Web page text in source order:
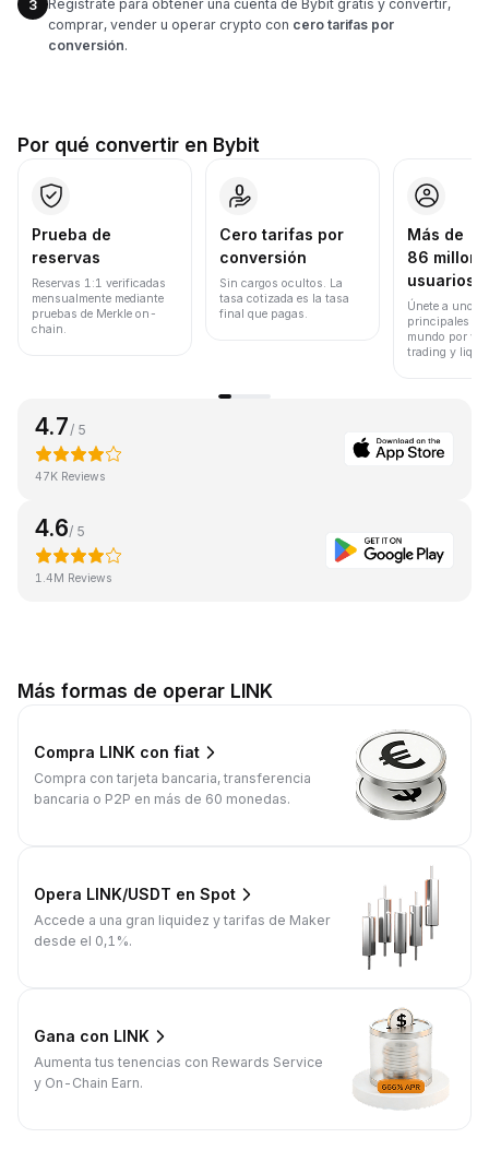
3
Regístrate para obtener una cuenta de Bybit gratis y convertir,
comprar, vender u operar crypto con cero tarifas por
conversión.
Por qué convertir en Bybit
Prueba de
reservas
Reservas 1:1 verificadas
mensualmente mediante
pruebas de Merkle on-
chain.
Cero tarifas por
conversión
Sin cargos ocultos. La
tasa cotizada es la tasa
final que pagas.
Más de
86
usuarios
Únete a uno
principales
mundo por
trading y
4.7 / 5
47K Reviews
4.6/ 5
1.4M Reviews
Más formas de operar LINK
Compra LINK con fiat
Compra con tarjeta bancaria, transferencia
bancaria o P2P en más de 60 monedas.
Opera LINK/USDT en Spot
Accede a una gran liquidez y tarifas de Maker
desde el 0,1%.
Gana con LINK
Aumenta tus tenencias con Rewards Service
y On-Chain Earn.